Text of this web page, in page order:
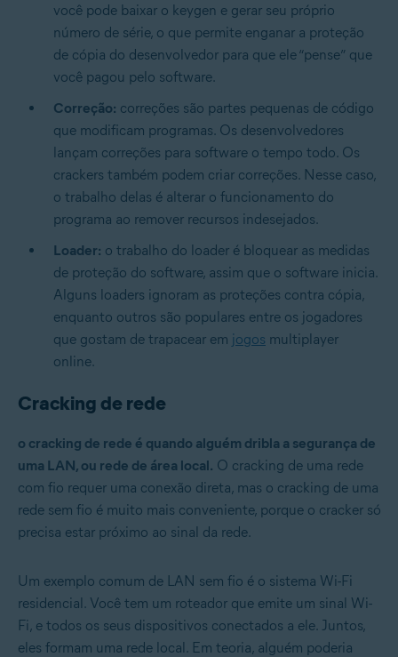
você pode baixar o keygen e gerar seu próprio
número de série, o que permite enganar a proteção
de cópia do desenvolvedor para que ele “pense” que
você pagou pelo software.
Correção: correções são partes pequenas de código
que modificam programas. Os desenvolvedores
lançam correções para software o tempo todo. Os
crackers também podem criar correções. Nesse caso,
o trabalho delas é alterar o funcionamento do
programa ao remover recursos indesejados.
Loader: o trabalho do loader é bloquear as medidas
de proteção do software, assim que o software inicia.
Alguns loaders ignoram as proteções contra cópia,
enquanto outros são populares entre os jogadores
que gostam de trapacear em jogos multiplayer
online.
Cracking de rede
o cracking de rede é quando alguém dribla a segurança de
uma LAN, ou rede de área local. O cracking de uma rede
com fio requer uma conexão direta, mas o cracking de uma
rede sem fio é muito mais conveniente, porque o cracker só
precisa estar próximo ao sinal da rede.
Um exemplo comum de LAN sem fio é o sistema Wi-Fi
residencial. Você tem um roteador que emite um sinal Wi-
Fi, e todos os seus dispositivos conectados a ele. Juntos,
eles formam uma rede local. Em teoria, alguém poderia